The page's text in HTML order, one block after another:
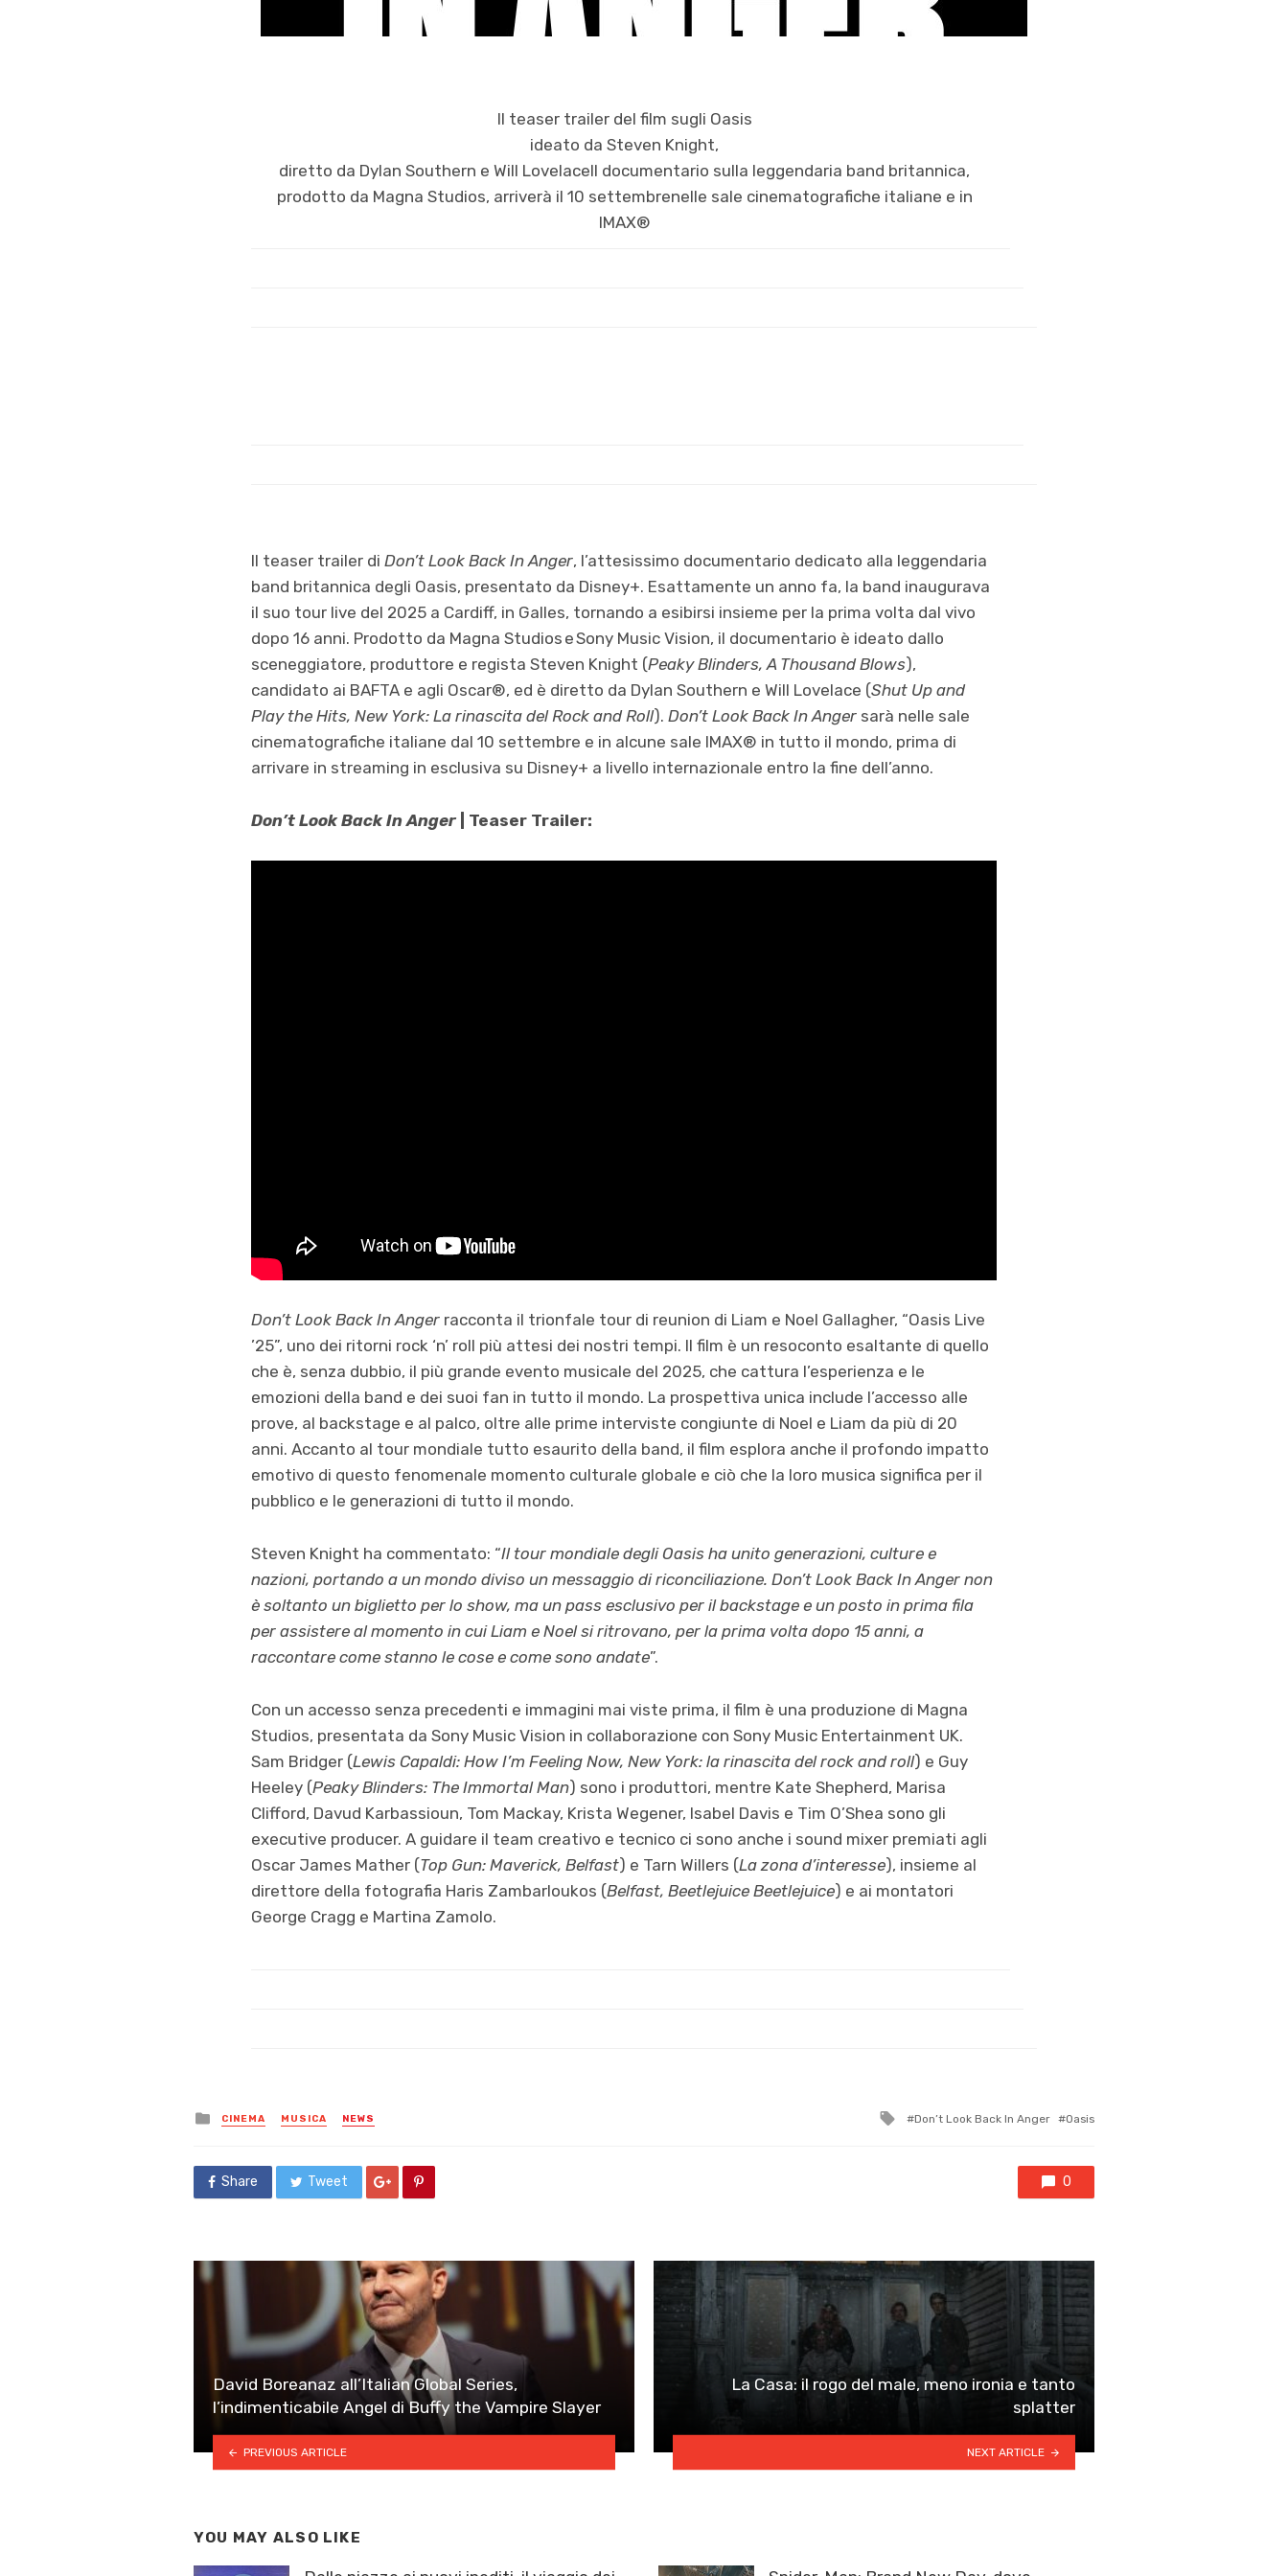
Il teaser trailer del film sugli Oasis
ideato da Steven Knight,
diretto da Dylan Southern e Will LovelaceIl documentario sulla leggendaria band britannica,
prodotto da Magna Studios, arriverà il 10 settembrenelle sale cinematografiche italiane e in
IMAX®
Il teaser trailer diDon’t Look Back In Anger, l’attesissimo documentario dedicato alla leggendaria
band britannica degli Oasis, presentato da Disney+. Esattamente un anno fa, la band inaugurava
il suo tour live del 2025 a Cardiff, in Galles, tornando a esibirsi insieme per la prima volta dal vivo
dopo 16 anni. Prodotto da Magna Studios e Sony Music Vision, il documentario è ideato dallo
sceneggiatore, produttore e regista Steven Knight (Peaky Blinders, A Thousand Blows),
candidato ai BAFTA e agli Oscar®, ed è diretto da Dylan Southern e Will Lovelace (Shut Up and
Play the Hits, New York: La rinascita del Rock and Roll).Don’t Look Back In Anger sarà nelle sale
cinematografiche italiane dal 10 settembre e in alcune sale IMAX® in tutto il mondo, prima di
arrivare in streaming in esclusiva su Disney+ a livello internazionale entro la fine dell’anno.
Don’t Look Back In Anger| Teaser Trailer:
Don’t Look Back In Anger racconta il trionfale tour di reunion di Liam e Noel Gallagher, “Oasis Live
’25”, uno dei ritorni rock ‘n’ roll più attesi dei nostri tempi. Il film è un resoconto esaltante di quello
che è, senza dubbio, il più grande evento musicale del 2025, che cattura l’esperienza e le
emozioni della band e dei suoi fan in tutto il mondo. La prospettiva unica include l’accesso alle
prove, al backstage e al palco, oltre alle prime interviste congiunte di Noel e Liam da più di 20
anni. Accanto al tour mondiale tutto esaurito della band, il film esplora anche il profondo impatto
emotivo di questo fenomenale momento culturale globale e ciò che la loro musica significa per il
pubblico e le generazioni di tutto il mondo.
Steven Knight ha commentato: “Il tour mondiale degli Oasis ha unito generazioni, culture e
nazioni, portando a un mondo diviso un messaggio di riconciliazione. Don’t Look Back In Anger non
è soltanto un biglietto per lo show, ma un pass esclusivo per il backstage e un posto in prima fila
per assistere al momento in cui Liam e Noel si ritrovano, per la prima volta dopo 15 anni, a
raccontare come stanno le cose e come sono andate”.
Con un accesso senza precedenti e immagini mai viste prima, il film è una produzione di Magna
Studios, presentata da Sony Music Vision in collaborazione con Sony Music Entertainment UK.
Sam Bridger (Lewis Capaldi: How I’m Feeling Now, New York: la rinascita del rock and roll) e Guy
Heeley (Peaky Blinders: The Immortal Man) sono i produttori, mentre Kate Shepherd, Marisa
Clifford, Davud Karbassioun, Tom Mackay, Krista Wegener, Isabel Davis e Tim O’Shea sono gli
executive producer. A guidare il team creativo e tecnico ci sono anche i sound mixer premiati agli
Oscar James Mather (Top Gun: Maverick, Belfast) e Tarn Willers (La zona d’interesse), insieme al
direttore della fotografia Haris Zambarloukos (Belfast, Beetlejuice Beetlejuice) e ai montatori
George Cragg e Martina Zamolo.
Posted
in
CINEMA MUSICA NEWS
Tagged
Don’t Look Back In Anger Oasis
Share Tweet 0
David Boreanaz all’Italian Global Series,
l’indimenticabile Angel di Buffy the Vampire Slayer
PREVIOUS ARTICLE
La Casa: il rogo del male, meno ironia e tanto
splatter
NEXT ARTICLE
YOU MAY ALSO LIKE